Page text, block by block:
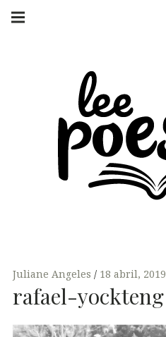
Skip
navigation
Juliane Angeles 18 abril, 2019
rafael-yockteng